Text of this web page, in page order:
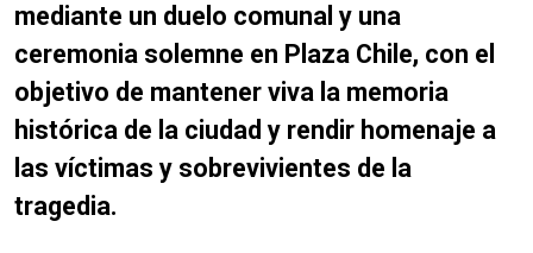
mediante un duelo comunal y una
ceremonia solemne en Plaza Chile, con el
objetivo de mantener viva la memoria
histórica de la ciudad y rendir homenaje a
las víctimas y sobrevivientes de la
tragedia.